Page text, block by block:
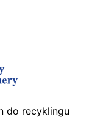
do recyklingu